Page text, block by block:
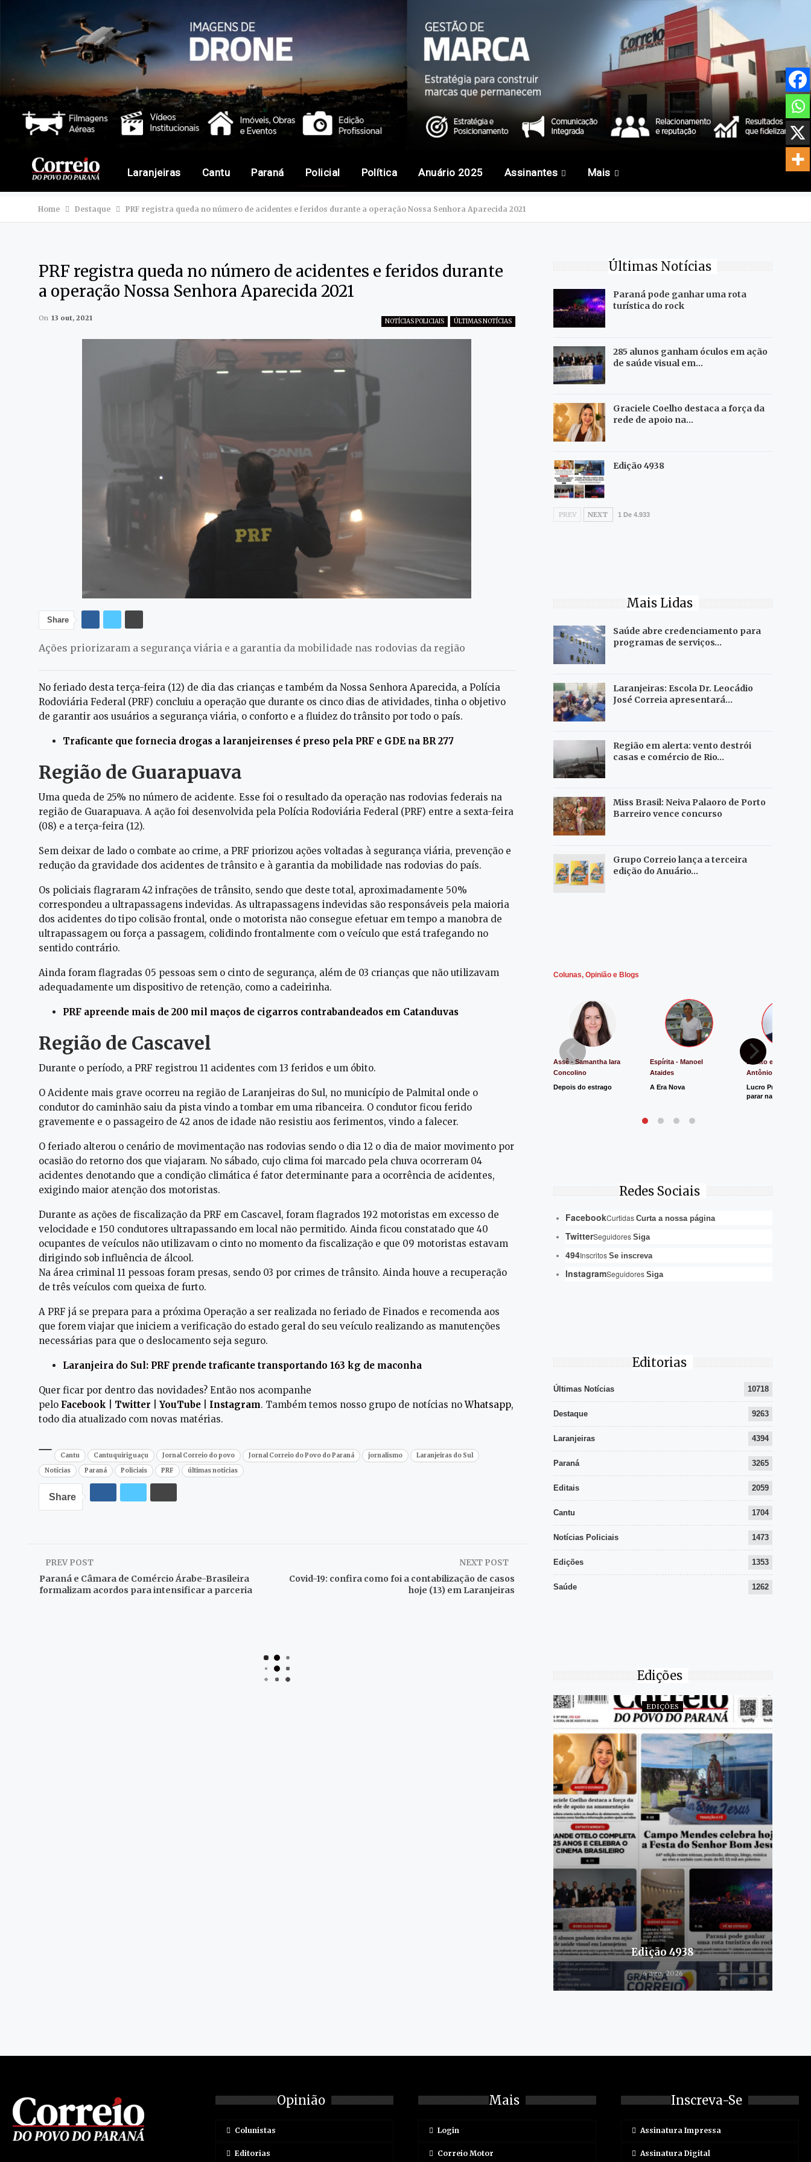
Laranjeiras Cantu Paraná Policial Política Anuário 2025 Assinantes Mais
Home Destaque PRF registra queda no número de acidentes e feridos durante a operação Nossa Senhora Aparecida 2021
PRF registra queda no número de acidentes e feridos durante
a operação Nossa Senhora Aparecida 2021
NOTÍCIAS POLICIAIS ÚLTIMAS NOTÍCIAS
On 13 out, 2021
Share
Ações priorizaram a segurança viária e a garantia da mobilidade nas rodovias da região
No feriado desta terça-feira (12) de dia das crianças e também da Nossa Senhora Aparecida, a Polícia
Rodoviária Federal (PRF) concluiu a operação que durante os cinco dias de atividades, tinha o objetivo
de garantir aos usuários a segurança viária, o conforto e a fluidez do trânsito por todo o país.
Traficante que fornecia drogas a laranjeirenses é preso pela PRF e GDE na BR 277
Região de Guarapuava
Uma queda de 25% no número de acidente. Esse foi o resultado da operação nas rodovias federais na
região de Guarapuava. A ação foi desenvolvida pela Polícia Rodoviária Federal (PRF) entre a sexta-feira
(08) e a terça-feira (12).
Sem deixar de lado o combate ao crime, a PRF priorizou ações voltadas à segurança viária, prevenção e
redução da gravidade dos acidentes de trânsito e à garantia da mobilidade nas rodovias do país.
Os policiais flagraram 42 infrações de trânsito, sendo que deste total, aproximadamente 50%
correspondeu a ultrapassagens indevidas. As ultrapassagens indevidas são responsáveis pela maioria
dos acidentes do tipo colisão frontal, onde o motorista não consegue efetuar em tempo a manobra de
ultrapassagem ou força a passagem, colidindo frontalmente com o veículo que está trafegando no
sentido contrário.
Ainda foram flagradas 05 pessoas sem o cinto de segurança, além de 03 crianças que não utilizavam
adequadamente um dispositivo de retenção, como a cadeirinha.
PRF apreende mais de 200 mil maços de cigarros contrabandeados em Catanduvas
Região de Cascavel
Durante o período, a PRF registrou 11 acidentes com 13 feridos e um óbito.
O Acidente mais grave ocorreu na região de Laranjeiras do Sul, no município de Palmital onde o
condutor do caminhão saiu da pista vindo a tombar em uma ribanceira. O condutor ficou ferido
gravemente e o passageiro de 42 anos de idade não resistiu aos ferimentos, vindo a falecer.
O feriado alterou o cenário de movimentação nas rodovias sendo o dia 12 o dia de maior movimento por
ocasião do retorno dos que viajaram. No sábado, cujo clima foi marcado pela chuva ocorreram 04
acidentes denotando que a condição climática é fator determinante para a ocorrência de acidentes,
exigindo maior atenção dos motoristas.
Durante as ações de fiscalização da PRF em Cascavel, foram flagrados 192 motoristas em excesso de
velocidade e 150 condutores ultrapassando em local não permitido. Ainda ficou constatado que 40
ocupantes de veículos não utilizavam o cinto no momento da fiscalização e que 09 motoristas estavam
dirigindo sob influência de álcool.
Na área criminal 11 pessoas foram presas, sendo 03 por crimes de trânsito. Ainda houve a recuperação
de três veículos com queixa de furto.
A PRF já se prepara para a próxima Operação a ser realizada no feriado de Finados e recomenda aos
que forem viajar que iniciem a verificação do estado geral do seu veículo realizando as manutenções
necessárias para que o deslocamento seja seguro.
Laranjeira do Sul: PRF prende traficante transportando 163 kg de maconha
Quer ficar por dentro das novidades? Então nos acompanhe
pelo Facebook Twitter YouTube Instagram. Também temos nosso grupo de notícias noWhatsapp,
todo dia atualizado com novas matérias.
Cantu Cantuquiriguaçu Jornal Correio do povo Jornal Correio do Povo do Paraná jornalismo
Laranjeiras do Sul
Notícias
Paraná Policiais PRF últimas notícias
Share
PREV POST
Paraná e Câmara de Comércio Árabe-Brasileira
formalizam acordos para intensificar a parceria
NEXT POST
Covid-19: confira como foi a contabilização de casos
hoje (13) em Laranjeiras
Últimas Notícias
Paraná pode ganhar uma rota
turística do rock
285 alunos ganham óculos em ação
de saúde visual em…
Graciele Coelho destaca a força da
rede de apoio na…
Edição 4938
PREV NEXT 1 De 4.933
Mais Lidas
Saúde abre credenciamento para
programas de serviços…
Laranjeiras: Escola Dr. Leocádio
José Correia apresentará…
Região em alerta: vento destrói
casas e comércio de Rio…
Miss Brasil: Neiva Palaoro de Porto
Barreiro vence concurso
Grupo Correio lança a terceira
edição do Anuário…
Colunas, Opinião e Blogs
Assê - Samantha Iara
Concolino
Depois do estrago
Espírita - Manoel
Ataides
A Era Nova
Direito e Justiça -
Antônio de Souza
Lucro Presumido
parar na Justiça
Redes Sociais
FacebookCurtidas Curta a nossa página
TwitterSeguidores Siga
494Inscritos Se inscreva
InstagramSeguidores Siga
Editorias
Últimas Notícias 10718
Destaque 9263
Laranjeiras 4394
Paraná 3265
Editais 2059
Cantu 1704
Notícias Policiais 1473
Edições 1353
Saúde 1262
Edições
EDIÇÕES
Edição 4938
6 ago, 2026
Opinião
Colunistas
Editorias
Mais
Login
Correio Motor
Inscreva-Se
Assinatura Impressa
Assinatura Digital